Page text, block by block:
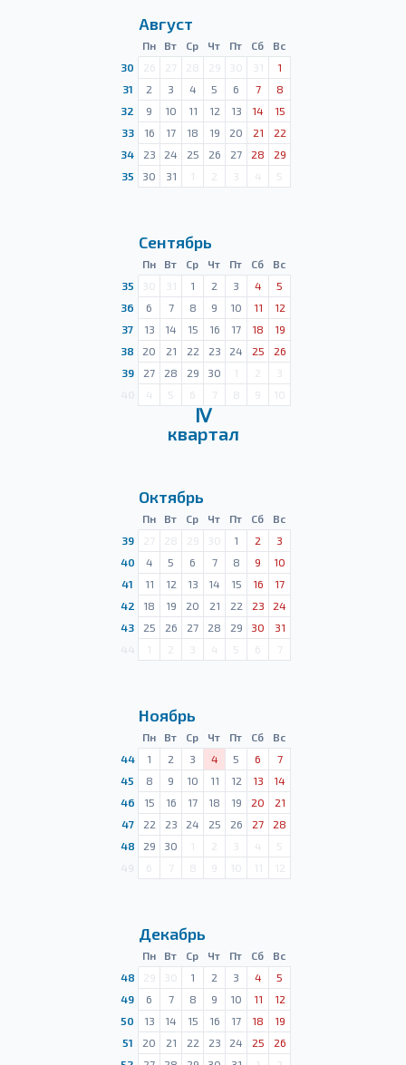
Август
Пн Вт Ср Чт Пт Сб
Вс
30
26 27 28 29 30 31
1
31
2 3 4 5 6 7
8
32
9 10 11 12 13 14
15
33
16 17 18 19 20 21
22
34
23 24 25 26 27 28
29
35
30 31 1 2 3 4 5
Сентябрь
Пн Вт Ср Чт Пт Сб
Вс
35
30 31 1 2 3 4
5
36
6 7 8 9 10 11
12
37
13 14 15 16 17 18
19
38
20 21 22 23 24 25
26
39
27 28 29 30 1 2
3
4 5 6 7 8 9 10
Ⅳ
квартал
Октябрь
Пн Вт Ср Чт Пт Сб
Вс
39
27 28 29 30 1 2
3
40
4 5 6 7 8 9
10
41
11 12 13 14 15 16
17
42
18 19 20 21 22 23
24
43
25 26 27 28 29 30
31
1 2 3 4 5 6 7
Ноябрь
Пн Вт Ср Чт Пт Сб
Вс
44
1 2 3 4 5 6
7
45
8 9 10 11 12 13
14
46
15 16 17 18 19 20
21
47
22 23 24 25 26 27
28
48
29 30 1 2 3 4
5
6 7 8 9 10 11 12
Декабрь
Пн Вт Ср Чт Пт Сб
Вс
48
29 30 1 2 3 4
5
49
6 7 8 9 10 11
12
50
13 14 15 16 17 18
19
51
20 21 22 23 24 25
26